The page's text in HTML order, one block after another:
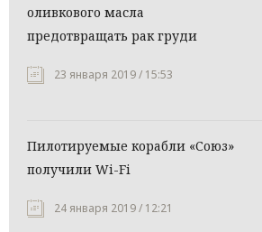
оливкового масла
предотвращать рак груди
23 января 2019 / 15:53
Пилотируемые корабли «Союз»
получили Wi-Fi
24 января 2019 / 12:21